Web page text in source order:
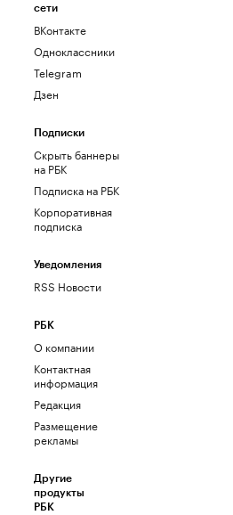
сети
ВКонтакте
Одноклассники
Telegram
Дзен
Подписки
Скрыть баннеры
на РБК
Подписка на РБК
Корпоративная
подписка
Уведомления
RSS Новости
РБК
О компании
Контактная
информация
Редакция
Размещение
рекламы
Другие
продукты
РБК